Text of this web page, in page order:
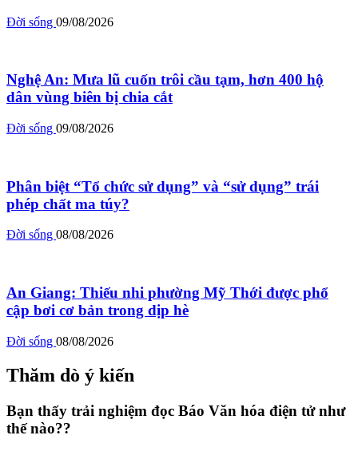
Đời sống 09/08/2026
Nghệ An: Mưa lũ cuốn trôi cầu tạm, hơn 400 hộ
dân vùng biên bị chia cắt
Đời sống 09/08/2026
Phân biệt “Tổ chức sử dụng” và “sử dụng” trái
phép chất ma túy?
Đời sống 08/08/2026
An Giang: Thiếu nhi phường Mỹ Thới được phổ
cập bơi cơ bản trong dịp hè
Đời sống 08/08/2026
Thăm dò ý kiến
Bạn thấy trải nghiệm đọc Báo Văn hóa điện tử như
thế nào??